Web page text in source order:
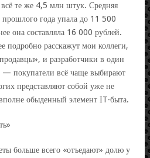
те же 4,5 млн штук. Средняя
прошлого года упала до 11 500
она составляла 16 000 рублей.
подробно расскажут мои коллеги,
и разработчики в один
— покупатели всё чаще выбирают
представляют собой уже не
обыденный элемент IT-быта.
больше всего «отъедают» долю у